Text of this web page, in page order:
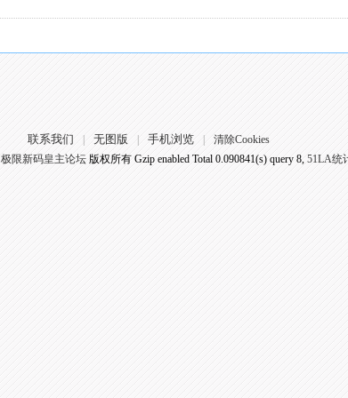
联系我们 无图版 手机浏览
清除Cookies
极限新码皇主论坛版权所有 Gzip enabled Total 0.090841(s) query 8, 51LA统